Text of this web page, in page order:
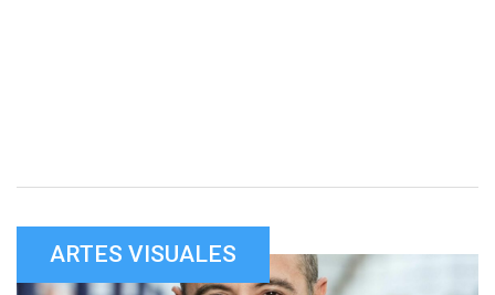
ARTES VISUALES